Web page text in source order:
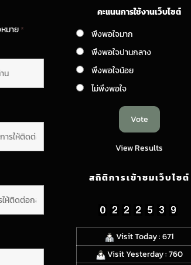
มาย*
คะแนนการใช้งานเว็บไซต์
พึงพอใจมาก
พึงพอใจปานกลาง
พึงพอใจน้อย
ไม่พึงพอใจ
View Results
สถิติการเข้าชมเว็บไซต์
Visit Today : 671
Visit Yesterday : 760